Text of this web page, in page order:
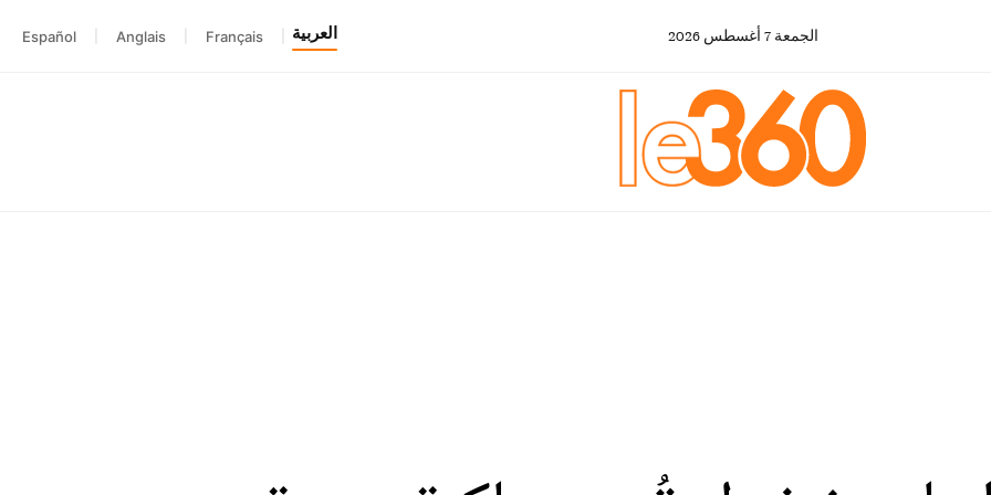
الجمعة 7 أغسطس 2026 العربية Français
Anglais
Español